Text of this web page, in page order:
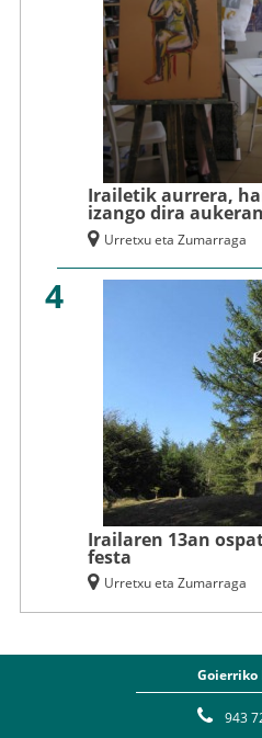
Irailetik aurrera,
izango dira
Urretxu eta Zumarraga
4
Irailaren 13an
festa
Urretxu eta Zumarraga
Goierriko
943